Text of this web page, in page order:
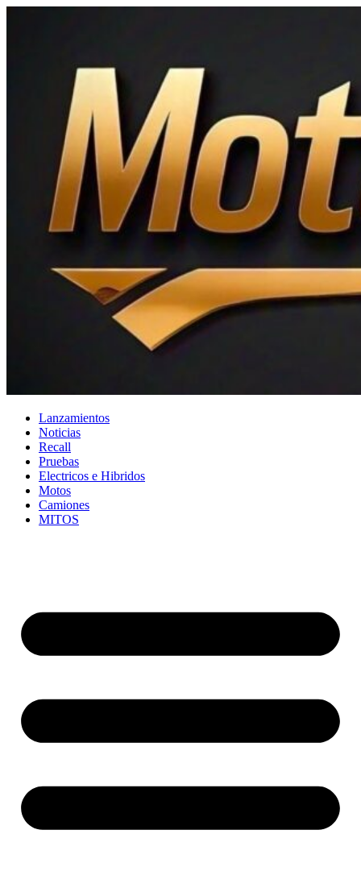
Lanzamientos
Noticias
Recall
Pruebas
Electricos e Hibridos
Motos
Camiones
MITOS